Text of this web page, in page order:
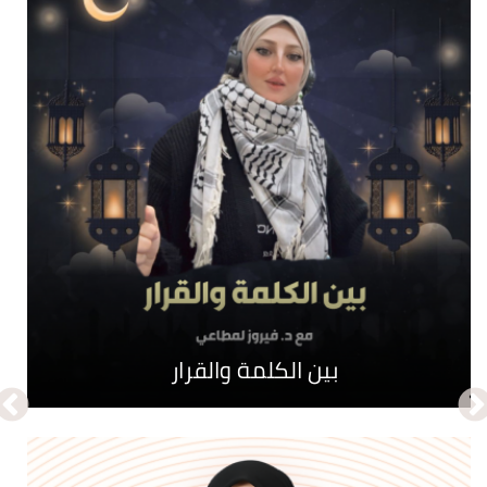
نبض الحواري
بين الكلمة والقرار
جـرائم تأبى النسيان